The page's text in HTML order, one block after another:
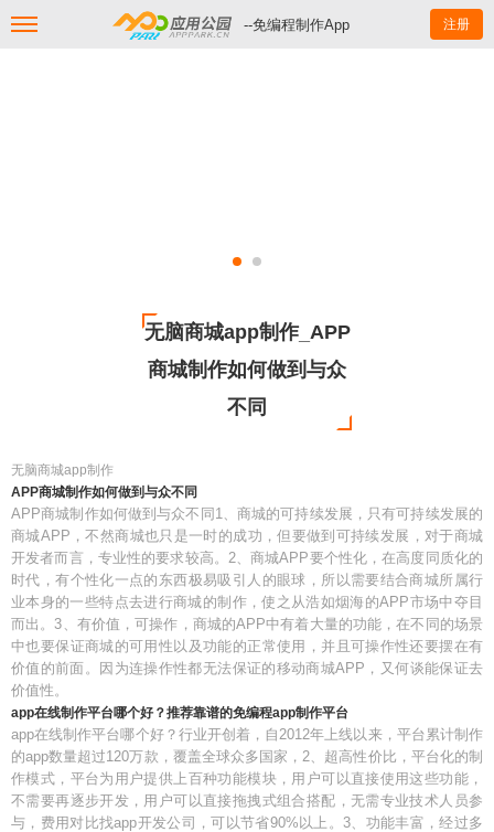
--免编程制作App 注册
无脑商城app制作_APP
商城制作如何做到与众
不同
无脑商城app制作
APP商城制作如何做到与众不同
APP商城制作如何做到与众不同1、商城的可持续发展，只有可持续发展的
商城APP，不然商城也只是一时的成功，但要做到可持续发展，对于商城
开发者而言，专业性的要求较高。2、商城APP要个性化，在高度同质化的
时代，有个性化一点的东西极易吸引人的眼球，所以需要结合商城所属行
业本身的一些特点去进行商城的制作，使之从浩如烟海的APP市场中夺目
而出。3、有价值，可操作，商城的APP中有着大量的功能，在不同的场景
中也要保证商城的可用性以及功能的正常使用，并且可操作性还要摆在有
价值的前面。因为连操作性都无法保证的移动商城APP，又何谈能保证去
价值性。
app在线制作平台哪个好？推荐靠谱的免编程app制作平台
app在线制作平台哪个好？行业开创着，自2012年上线以来，平台累计制作
的app数量超过120万款，覆盖全球众多国家，2、超高性价比，平台化的制
作模式，平台为用户提供上百种功能模块，用户可以直接使用这些功能，
不需要再逐步开发，用户可以直接拖拽式组合搭配，无需专业技术人员参
与，费用对比找app开发公司，可以节省90%以上。3、功能丰富，经过多